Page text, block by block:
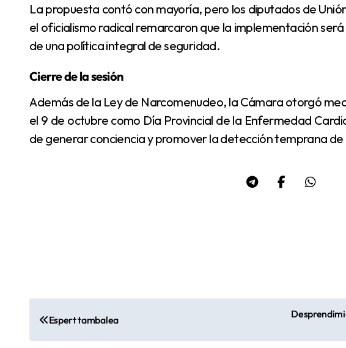
La propuesta contó con mayoría, pero los diputados de Unión por la Patria se abstuvieron. Desde
el oficialismo radical remarcaron que la implementación
de una política integral de seguridad.
Cierre de la sesión
Además de la Ley de Narcomenudeo, la Cámara otorgó media sanción a la iniciativa que instituye
el 9 de octubre como Día Provincial de la Enfermedad
de generar conciencia y promover la detección temprana
a
Espert tambalea